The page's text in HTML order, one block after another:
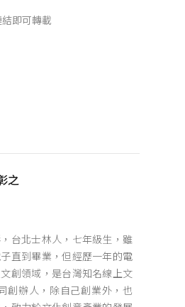
即可轉載
之
台北士林人，七年級生，雖
直到畢業，但經歷一年的電
創領域，是台灣知名線上文
創辦人，除自己創業外，也